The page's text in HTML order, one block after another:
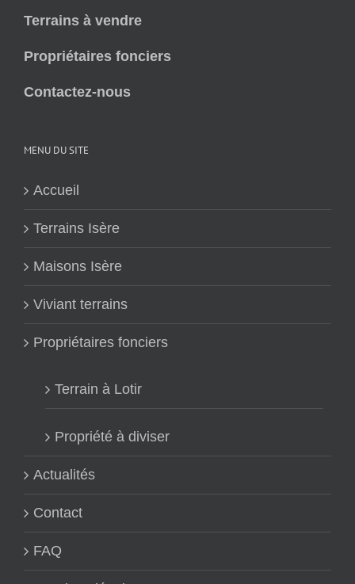
Terrains à vendre
Propriétaires fonciers
Contactez-nous
MENU DU SITE
Accueil
Terrains Isère
Maisons Isère
Viviant terrains
Propriétaires fonciers
Terrain à Lotir
Propriété à diviser
Actualités
Contact
FAQ